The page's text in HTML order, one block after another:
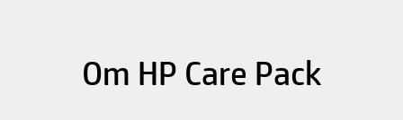
Om HP Care Pack